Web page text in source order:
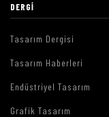
DERGI
Tasarım Dergisi
Tasarım Haberleri
Endüstriyel Tasarım
Grafik Tasarım